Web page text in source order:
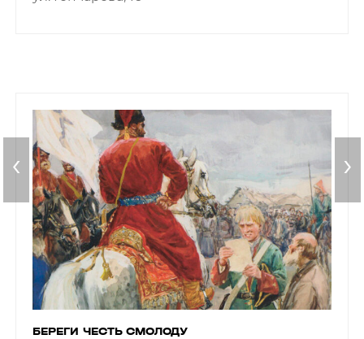
БЕРЕГИ ЧЕСТЬ СМОЛОДУ
‹ ›